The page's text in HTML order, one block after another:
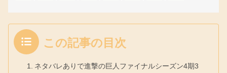
この記事の目次
ネタバレありで進撃の巨人ファイナルシーズン4期3